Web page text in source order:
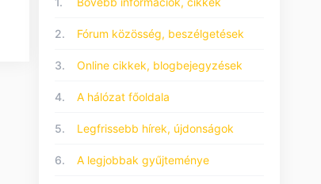
2. Fórum közösség, beszélgetések
3. Online cikkek, blogbejegyzések
4. A hálózat főoldala
5. Legfrissebb hírek, újdonságok
6. A legjobbak gyűjteménye